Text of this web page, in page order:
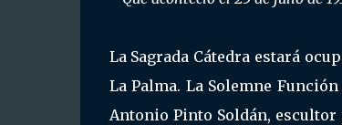
La Sagrada Cátedra estará
La Palma. La Solemne
Antonio Pinto Soldán,